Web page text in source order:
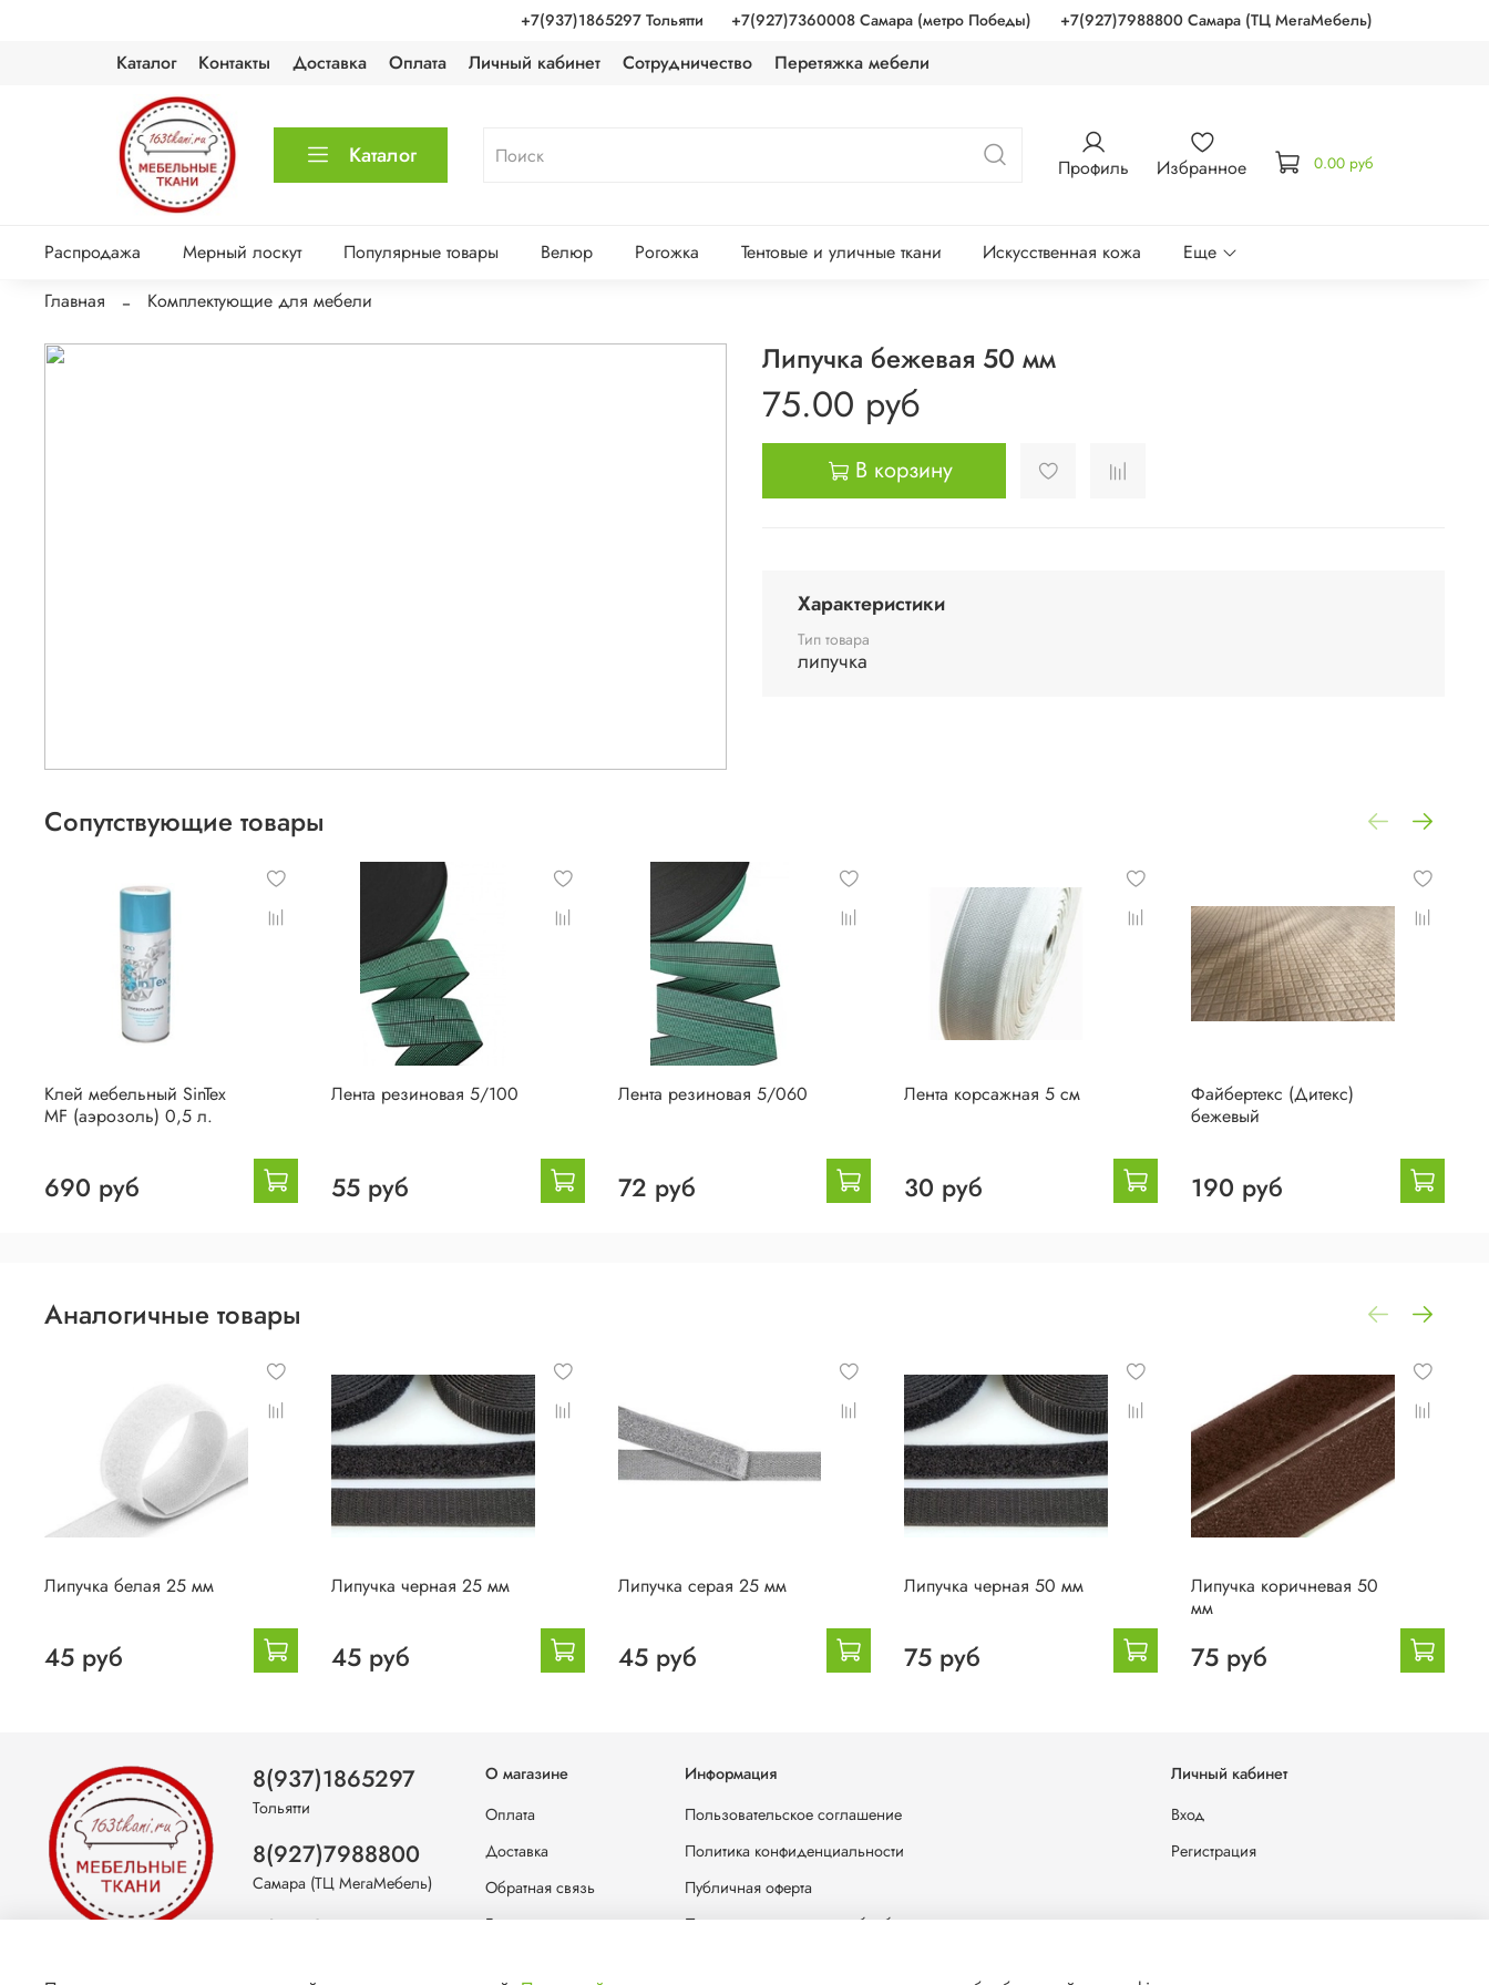
+7(937)1865297 Тольятти +7(927)7360008 Самара (метро Победы) +7(927)7988800 Самара (ТЦ МегаМебель)
Каталог Контакты Доставка Оплата Личный кабинет Сотрудничество Перетяжка мебели
Каталог Профиль Избранное 0.00 руб
Распродажа Мерный лоскут Популярные товары Велюр Рогожка Тентовые и уличные ткани Искусственная кожа
Еще
Главная
Комплектующие для мебели
Липучка бежевая 50 мм
75.00 руб
В корзину
Характеристики
Тип товара
липучка
Сопутствующие товары
Клей мебельный SinTex
MF (аэрозоль) 0,5 л.
690 руб
Лента резиновая 5/100
55 руб
Лента резиновая 5/060
72 руб
Лента корсажная 5 см
30 руб
Файбертекс (Дитекс)
бежевый
190 руб
Аналогичные товары
Липучка белая 25 мм
45 руб
Липучка черная 25 мм
45 руб
Липучка серая 25 мм
45 руб
Липучка черная 50 мм
75 руб
Липучка коричневая 50
мм
75 руб
О магазине
Оплата
Доставка
Обратная связь
Блог
Информация
Пользовательское соглашение
Политика конфиденциальности
Публичная оферта
Политика в отношении обработки персональных данных
Личный кабинет
Вход
Регистрация
8(937)1865297
Тольятти
8(927)7988800
Самара (ТЦ МегаМебель)
8(927)7360008